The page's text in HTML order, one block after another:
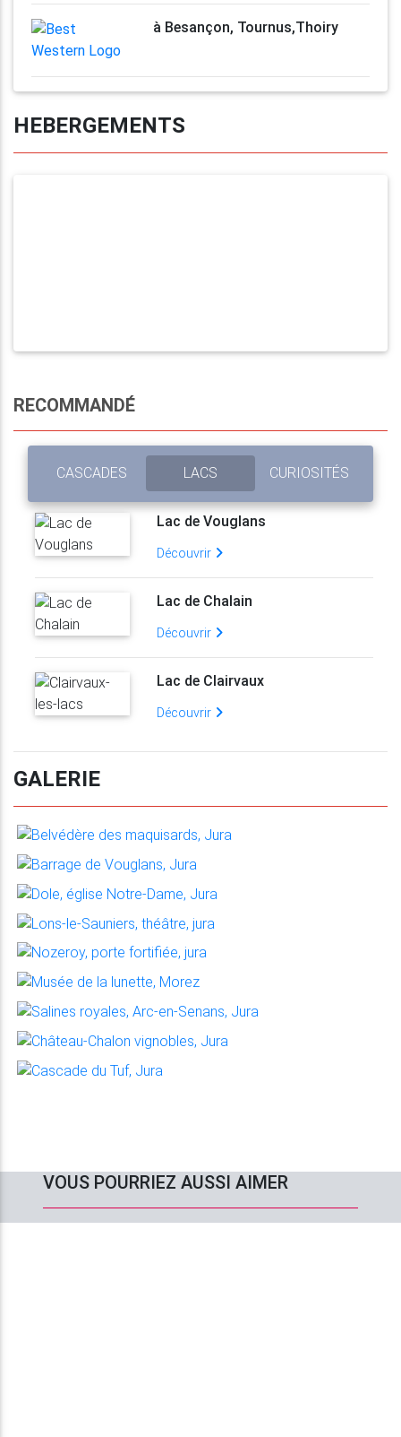
à Besançon, Tournus,Thoiry
HEBERGEMENTS
RECOMMANDÉ
CASCADES LACS CURIOSITÉS
Lac de Vouglans
Découvrir
Lac de Chalain
Découvrir
Lac de Clairvaux
Découvrir
GALERIE
VOUS POURRIEZ AUSSI AIMER